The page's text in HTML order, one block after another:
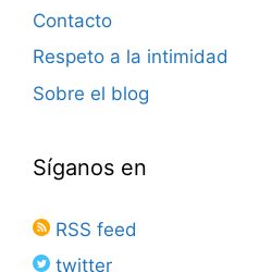
Contacto
Respeto a la intimidad
Sobre el blog
Síganos en
RSS feed
twitter